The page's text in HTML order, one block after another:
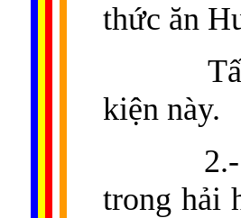
thức ăn
kiện này.
trong hải